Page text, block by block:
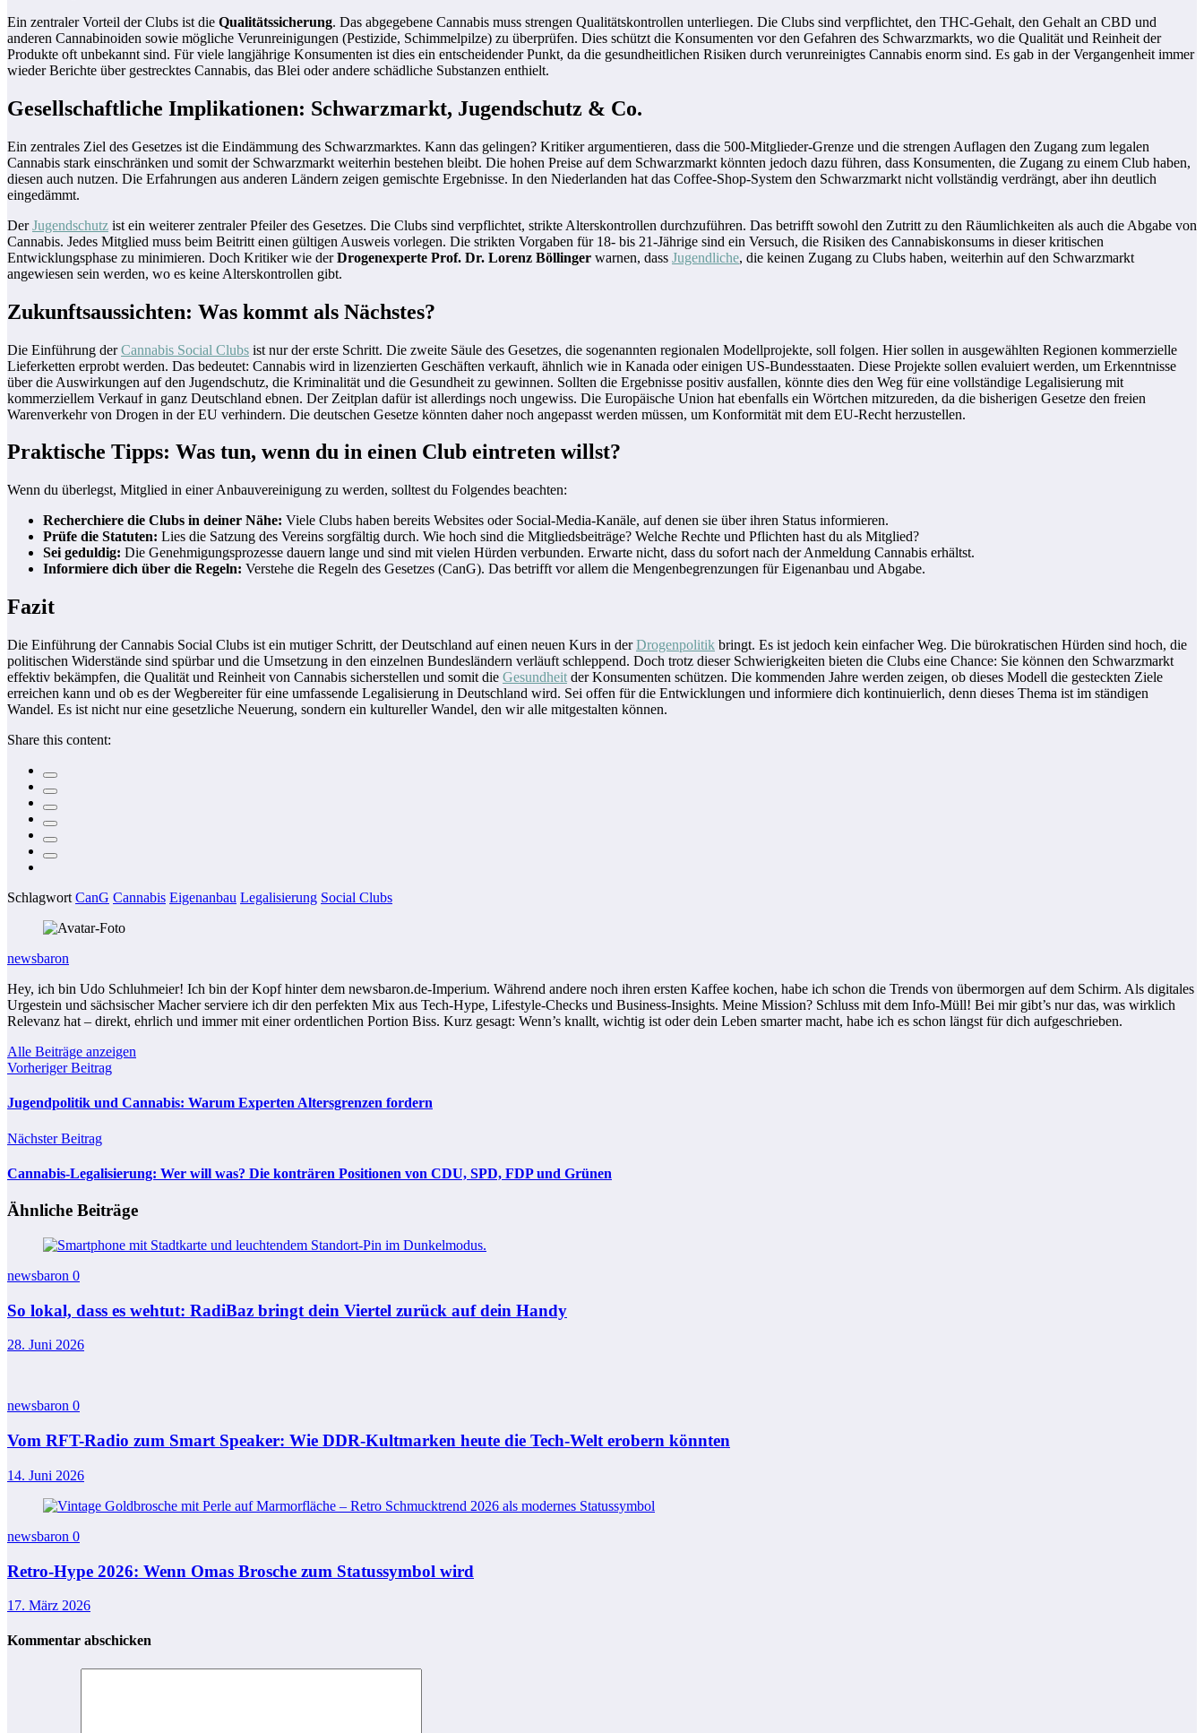
Ein zentraler Vorteil der Clubs ist die Qualitätssicherung. Das abgegebene Cannabis muss strengen Qualitätskontrollen unterliegen. Die Clubs sind verpflichtet, den THC-Gehalt, den Gehalt an CBD und
anderen Cannabinoiden sowie mögliche Verunreinigungen (Pestizide, Schimmelpilze) zu überprüfen. Dies schützt die Konsumenten vor den Gefahren des Schwarzmarkts, wo die Qualität und Reinheit der
Produkte oft unbekannt sind. Für viele langjährige Konsumenten ist dies ein entscheidender Punkt, da die gesundheitlichen Risiken durch verunreinigtes Cannabis enorm sind. Es gab in der Vergangenheit immer
wieder Berichte über gestrecktes Cannabis, das Blei oder andere schädliche Substanzen enthielt.
Gesellschaftliche Implikationen: Schwarzmarkt, Jugendschutz & Co.
Ein zentrales Ziel des Gesetzes ist die Eindämmung des Schwarzmarktes. Kann das gelingen? Kritiker argumentieren, dass die 500-Mitglieder-Grenze und die strengen Auflagen den Zugang zum legalen
Cannabis stark einschränken und somit der Schwarzmarkt weiterhin bestehen bleibt. Die hohen Preise auf dem Schwarzmarkt könnten jedoch dazu führen, dass Konsumenten, die Zugang zu einem Club haben,
diesen auch nutzen. Die Erfahrungen aus anderen Ländern zeigen gemischte Ergebnisse. In den Niederlanden hat das Coffee-Shop-System den Schwarzmarkt nicht vollständig verdrängt, aber ihn deutlich
eingedämmt.
DerJugendschutz ist ein weiterer zentraler Pfeiler des Gesetzes. Die Clubs sind verpflichtet, strikte Alterskontrollen durchzuführen. Das betrifft sowohl den Zutritt zu den Räumlichkeiten als auch die Abgabe von
Cannabis. Jedes Mitglied muss beim Beitritt einen gültigen Ausweis vorlegen. Die strikten Vorgaben für 18- bis 21-Jährige sind ein Versuch, die Risiken des Cannabiskonsums in dieser kritischen
Entwicklungsphase zu minimieren. Doch Kritiker wie derDrogenexperte Prof. Dr. Lorenz Böllinger warnen, dass Jugendliche, die keinen Zugang zu Clubs haben, weiterhin auf den Schwarzmarkt
angewiesen sein werden, wo es keine Alterskontrollen gibt.
Zukunftsaussichten: Was kommt als Nächstes?
Die Einführung derCannabis Social Clubs ist nur der erste Schritt. Die zweite Säule des Gesetzes, die sogenannten regionalen Modellprojekte, soll folgen. Hier sollen in ausgewählten Regionen kommerzielle
Lieferketten erprobt werden. Das bedeutet: Cannabis wird in lizenzierten Geschäften verkauft, ähnlich wie in Kanada oder einigen US-Bundesstaaten. Diese Projekte sollen evaluiert werden, um Erkenntnisse
über die Auswirkungen auf den Jugendschutz, die Kriminalität und die Gesundheit zu gewinnen. Sollten die Ergebnisse positiv ausfallen, könnte dies den Weg für eine vollständige Legalisierung mit
kommerziellem Verkauf in ganz Deutschland ebnen. Der Zeitplan dafür ist allerdings noch ungewiss. Die Europäische Union hat ebenfalls ein Wörtchen mitzureden, da die bisherigen Gesetze den freien
Warenverkehr von Drogen in der EU verhindern. Die deutschen Gesetze könnten daher noch angepasst werden müssen, um Konformität mit dem EU-Recht herzustellen.
Praktische Tipps: Was tun, wenn du in einen Club eintreten willst?
Wenn du überlegst, Mitglied in einer Anbauvereinigung zu werden, solltest du Folgendes beachten:
Recherchiere die Clubs in deiner Nähe: Viele Clubs haben bereits Websites oder Social-Media-Kanäle, auf denen sie über ihren Status informieren.
Prüfe die Statuten: Lies die Satzung des Vereins sorgfältig durch. Wie hoch sind die Mitgliedsbeiträge? Welche Rechte und Pflichten hast du als Mitglied?
Sei geduldig: Die Genehmigungsprozesse dauern lange und sind mit vielen Hürden verbunden. Erwarte nicht, dass du sofort nach der Anmeldung Cannabis erhältst.
Informiere dich über die Regeln: Verstehe die Regeln des Gesetzes (CanG). Das betrifft vor allem die Mengenbegrenzungen für Eigenanbau und Abgabe.
Fazit
Die Einführung der Cannabis Social Clubs ist ein mutiger Schritt, der Deutschland auf einen neuen Kurs in derDrogenpolitik bringt. Es ist jedoch kein einfacher Weg. Die bürokratischen Hürden sind hoch, die
politischen Widerstände sind spürbar und die Umsetzung in den einzelnen Bundesländern verläuft schleppend. Doch trotz dieser Schwierigkeiten bieten die Clubs eine Chance: Sie können den Schwarzmarkt
effektiv bekämpfen, die Qualität und Reinheit von Cannabis sicherstellen und somit die Gesundheit der Konsumenten schützen. Die kommenden Jahre werden zeigen, ob dieses Modell die gesteckten Ziele
erreichen kann und ob es der Wegbereiter für eine umfassende Legalisierung in Deutschland wird. Sei offen für die Entwicklungen und informiere dich kontinuierlich, denn dieses Thema ist im ständigen
Wandel. Es ist nicht nur eine gesetzliche Neuerung, sondern ein kultureller Wandel, den wir alle mitgestalten können.
Share this content:
Schlagwort CanG Cannabis Eigenanbau Legalisierung Social Clubs
newsbaron
Hey, ich bin Udo Schluhmeier! Ich bin der Kopf hinter dem newsbaron.de-Imperium. Während andere noch ihren ersten Kaffee kochen, habe ich schon die Trends von übermorgen auf dem Schirm. Als digitales
Urgestein und sächsischer Macher serviere ich dir den perfekten Mix aus Tech-Hype, Lifestyle-Checks und Business-Insights. Meine Mission? Schluss mit dem Info-Müll! Bei mir gibt’s nur das, was wirklich
Relevanz hat – direkt, ehrlich und immer mit einer ordentlichen Portion Biss. Kurz gesagt: Wenn’s knallt, wichtig ist oder dein Leben smarter macht, habe ich es schon längst für dich aufgeschrieben.
Alle Beiträge anzeigen
Vorheriger Beitrag
Jugendpolitik und Cannabis: Warum Experten Altersgrenzen fordern
Nächster Beitrag
Cannabis-Legalisierung: Wer will was? Die konträren Positionen von CDU, SPD, FDP und Grünen
Ähnliche Beiträge
newsbaron 0
So lokal, dass es wehtut: RadiBaz bringt dein Viertel zurück auf dein Handy
28. Juni 2026
newsbaron 0
Vom RFT-Radio zum Smart Speaker: Wie DDR-Kultmarken heute die Tech-Welt erobern könnten
14. Juni 2026
newsbaron 0
Retro-Hype 2026: Wenn Omas Brosche zum Statussymbol wird
17. März 2026
Kommentar abschicken